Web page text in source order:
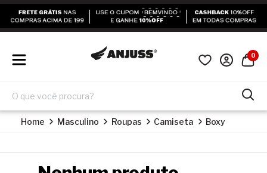
0
Home Masculino Roupas Camiseta Boxy